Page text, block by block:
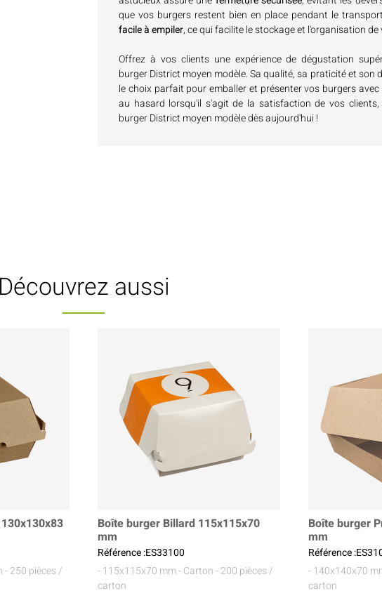
que vos burgers restent bien en place pendant le
facile à empiler, ce qui facilite le stockage et l'organisation
Offrez à vos clients une expérience de dégustation
burger District moyen modèle. Sa qualité, sa praticité et son
le choix parfait pour emballer et présenter vos burgers avec
au hasard lorsqu'il s'agit de la satisfaction de vos
burger District moyen modèle dès aujourd'hui !
Découvrez aussi
- 250 pièces /
Boîte burger Billard 115x115x70
mm
Référence :ES33100
- 115x115x70 mm- Carton- 200 pièces /
carton
Boîte burger
mm
Référence
- 140x140x70
carton